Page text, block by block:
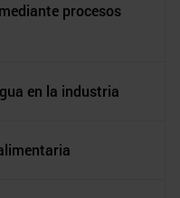
procesos
en la industria